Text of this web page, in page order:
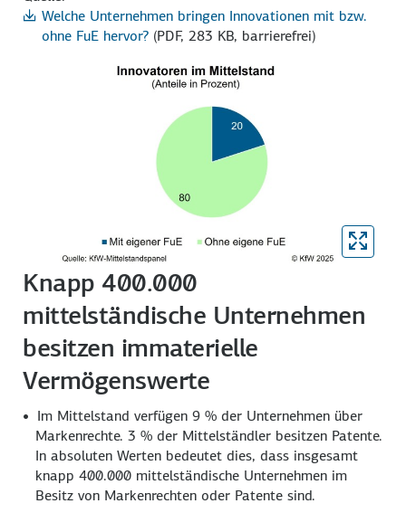
Welche Unternehmen bringen Innovationen mit bzw.
ohne FuE hervor? (PDF, 283 KB, barrierefrei)
Knapp 400.000
mittelständische Unternehmen
besitzen immaterielle
Vermögenswerte
Im Mittelstand verfügen9 % der Unternehmen über
Markenrechte.3 % der Mittelständler besitzen Patente.
In absoluten Werten bedeutet dies, dass insgesamt
knapp 400.000 mittelständische Unternehmen im
Besitz von Markenrechten oder Patente sind.